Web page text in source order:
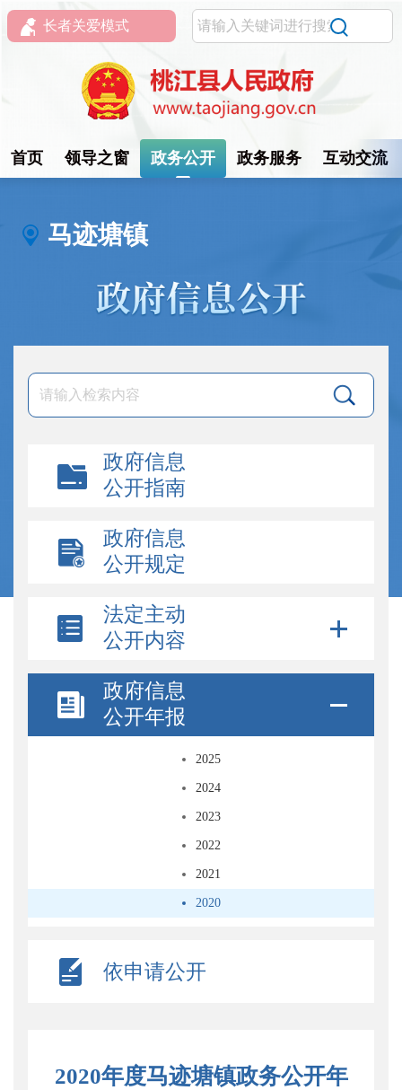
长者关爱模式
首页 领导之窗 政务公开 政务服务 互动交流
马迹塘镇
政府信息
公开指南
政府信息
公开规定
法定主动
公开内容
政府信息
公开年报
2025
2024
2023
2022
2021
2020
依申请公开
2020年度马迹塘镇政务公开年